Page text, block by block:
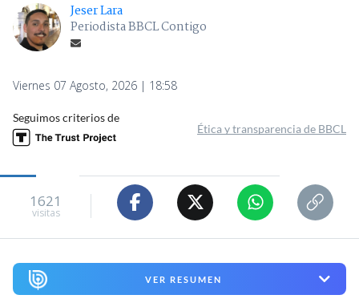
Jeser Lara
Periodista BBCL Contigo
Viernes 07 Agosto, 2026 | 18:58
Seguimos criterios de
Ética y transparencia de BBCL
1621
visitas
VER RESUMEN